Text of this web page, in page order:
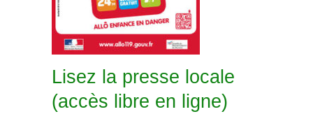
Lisez la presse locale
(accès libre en ligne)